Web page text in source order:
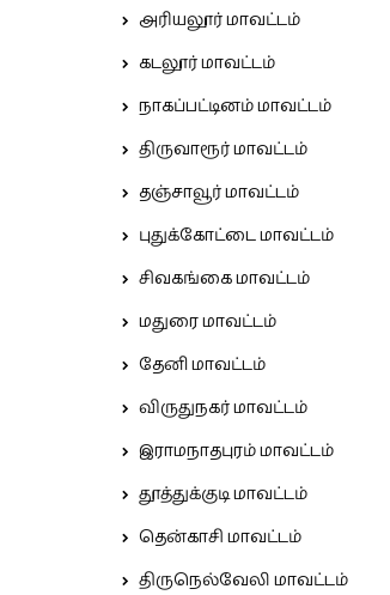
அரியலூர் மாவட்டம்
கடலூர் மாவட்டம்
நாகப்பட்டினம் மாவட்டம்
திருவாரூர் மாவட்டம்
தஞ்சாவூர் மாவட்டம்
புதுக்கோட்டை மாவட்டம்
சிவகங்கை மாவட்டம்
மதுரை மாவட்டம்
தேனி மாவட்டம்
விருதுநகர் மாவட்டம்
இராமநாதபுரம் மாவட்டம்
தூத்துக்குடி மாவட்டம்
தென்காசி மாவட்டம்
திருநெல்வேலி மாவட்டம்